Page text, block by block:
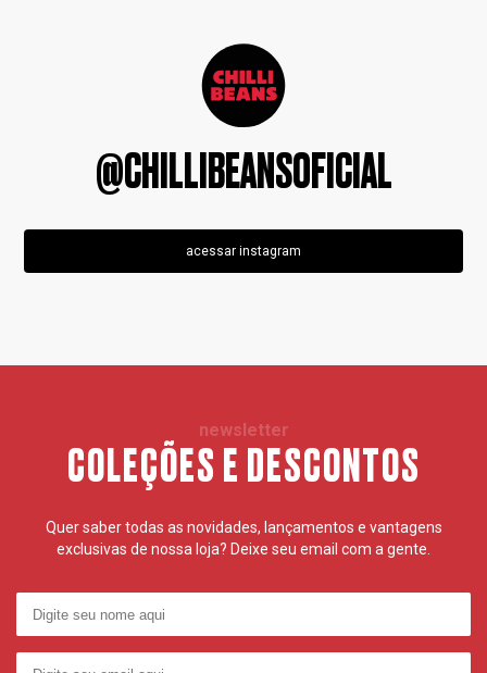
@CHILLIBEANSOFICIAL
acessar instagram
newsletter
COLEÇÕES E DESCONTOS
Quer saber todas as novidades, lançamentos e vantagens
exclusivas de nossa loja? Deixe seu email com a gente.